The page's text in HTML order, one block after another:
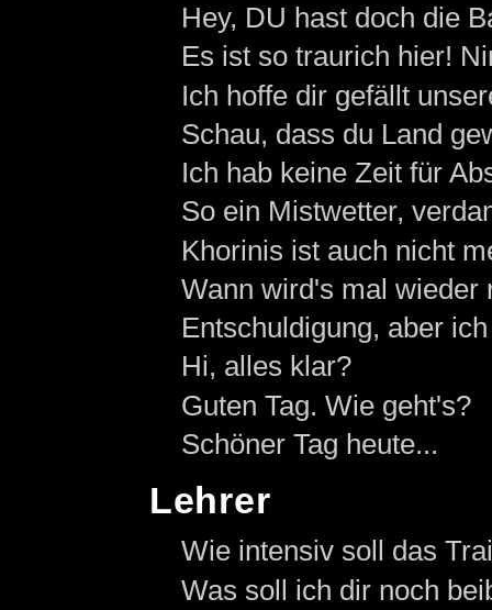
Hey, DU hast doch die
Es ist so traurich hier!
Ich hoffe dir gefällt
Schau, dass du Land
Ich hab keine Zeit für
So ein Mistwetter,
Khorinis ist auch nicht
Wann wird's mal wieder
Entschuldigung, aber
Hi, alles klar?
Guten Tag. Wie geht's?
Schöner Tag heute...
Lehrer
Wie intensiv soll das
Was soll ich dir noch